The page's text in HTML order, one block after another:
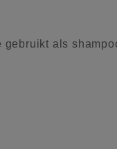
gebruikt als